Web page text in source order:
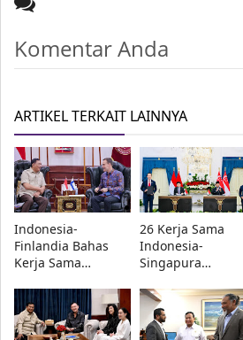
Komentar Anda
ARTIKEL TERKAIT LAINNYA
Indonesia-
Finlandia Bahas
Kerja Sama
C4ISR hingga
Keamanan Siber
26 Kerja Sama
Indonesia-
Singapura
Investasi, Energi,
Pertahanan, dan
Digital